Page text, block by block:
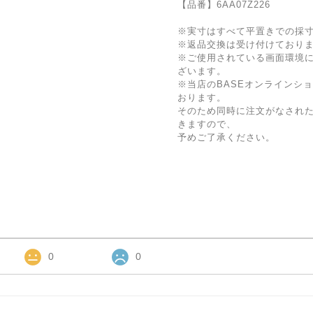
【品番】6AA07Z226
※実寸はすべて平置きでの採
※返品交換は受け付けており
※ご使用されている画面環境
ざいます。
※当店のBASEオンラインシ
おります。
そのため同時に注文がなされ
きますので、
予めご了承ください。
0 0